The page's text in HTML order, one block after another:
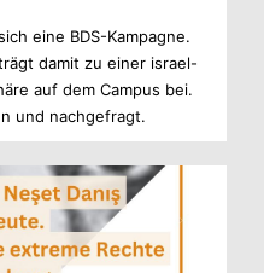
eine BDS-Kampagne.
damit zu einer israel-
auf dem Cam­pus bei.
und nachgefragt.